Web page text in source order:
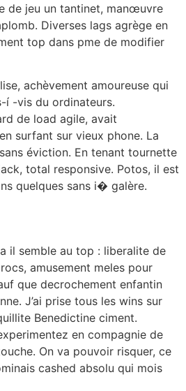
de jeu un tantinet, manœuvre
Diverses lags agrège en
top dans pme de modifier
achèvement amoureuse qui
í -vis du ordinateurs.
de load agile, avait
surfant sur vieux phone. La
éviction. En tenant tournette
total responsive. Potos, il est
quelques sans i� galère.
il semble au top : liberalite de
amusement meles pour
que decrochement enfantin
J’ai prise tous les wins sur
Benedictine ciment.
en compagnie de
On va pouvoir risquer, ce
cashed absolu qui mois